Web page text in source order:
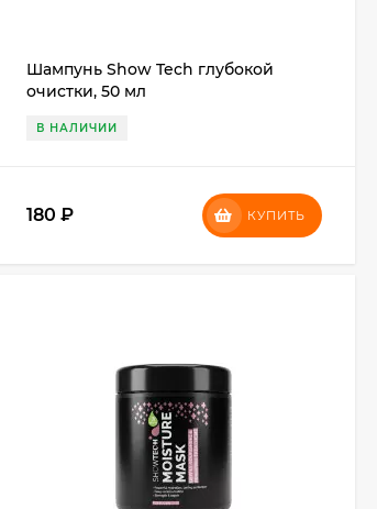
Шампунь Show Tech глубокой
очистки, 50 мл
В НАЛИЧИИ
180 ₽ КУПИТЬ